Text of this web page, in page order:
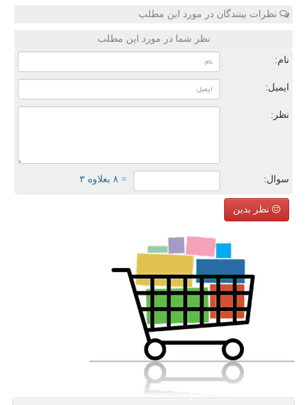
نظرات بینندگان در مورد این مطلب
نظر شما در مورد این مطلب
نام:
ایمیل:
نظر:
سوال: = ۸ بعلاوه ۳
نظر بدین